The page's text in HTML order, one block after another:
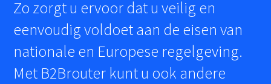
Zo zorgt u ervoor dat u veilig en
eenvoudig voldoet aan de eisen van
nationale en Europese regelgeving.
Met B2Brouter kunt u ook andere